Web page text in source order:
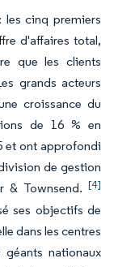
les cinq premiers
d'affaires total,
que les clients
grands acteurs
croissance du
de 16 % en
et ont approfondi
de gestion
& Townsend. [4]
ses objectifs de
dans les centres
nationaux